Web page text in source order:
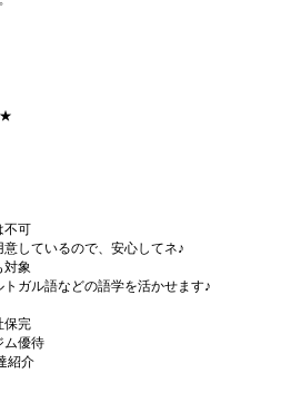
★
可
しているので、安心してネ♪
対象
ガル語などの語学を活かせます♪
完
優待
紹介